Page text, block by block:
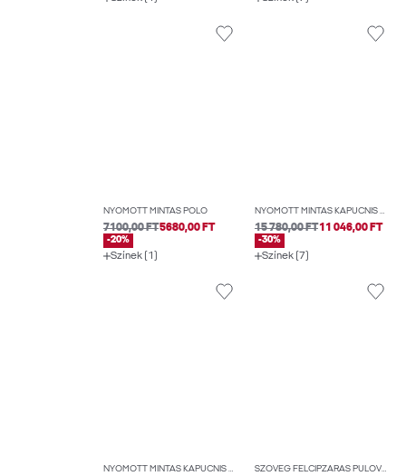
NYOMOTT MINTÁS PÓLÓ
7100,00 FT5680,00 FT
-20%
Színek (1)
NYOMOTT MINTÁS KAPUCNIS FELSŐ
15 780,00 FT11 046,00 FT
-30%
Színek (7)
NYOMOTT MINTÁS KAPUCNIS FELSŐ SZÖVEG FÉLCIPZÁRAS PULÓVER